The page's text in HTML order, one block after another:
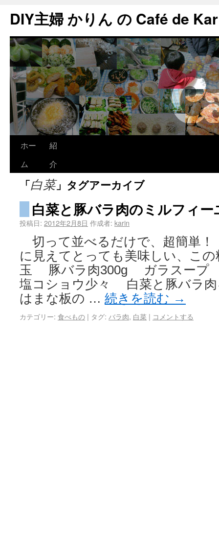
DIY主婦 かりん の Café de
ホー
ム
紹
介
「白菜」タグアーカイブ
白菜と豚バラ肉のミルフィー
投稿日: 2012年2月8日 作成者: karin
切って並べるだけで、超簡単
に見えてとっても美味しい、こ
玉 豚バラ肉300g ガラスー
塩コショウ少々 白菜と豚バ
はまな板の … 続きを読む →
カテゴリー: 食べもの | タグ: バラ肉, 白菜 | コメントする